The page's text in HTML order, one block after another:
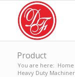
Product
You are here: Home
Heavy Duty